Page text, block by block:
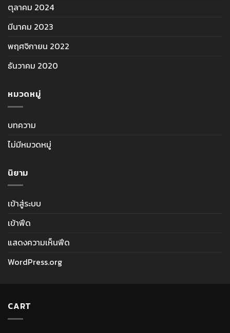
ตุลาคม 2024
มีนาคม 2023
พฤศจิกายน 2022
ธันวาคม 2020
หมวดหมู่
บทความ
ไม่มีหมวดหมู่
นิยาม
เข้าสู่ระบบ
เข้าฟีด
แสดงความเห็นฟีด
WordPress.org
CART